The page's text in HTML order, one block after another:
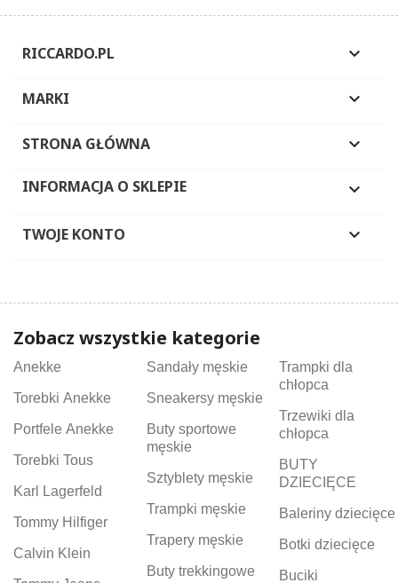
RICCARDO.PL 
MARKI 
STRONA GŁÓWNA 
INFORMACJA O SKLEPIE 
TWOJE KONTO 
Zobacz wszystkie kategorie
Anekke
Torebki Anekke
Portfele Anekke
Torebki Tous
Karl Lagerfeld
Tommy Hilfiger
Calvin Klein
Sandały męskie
Sneakersy męskie
Buty sportowe
męskie
Sztyblety męskie
Trampki męskie
Trapery męskie
Buty trekkingowe
Trampki dla
chłopca
Trzewiki dla
chłopca
BUTY
DZIECIĘCE
Baleriny dziecięce
Botki dziecięce
Buciki